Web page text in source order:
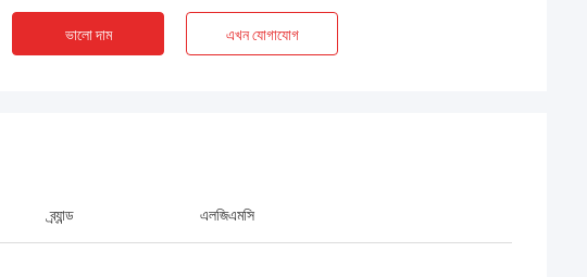
ভালো দাম এখন যোগাযোগ
ব্র্যান্ড এলজিএমসি